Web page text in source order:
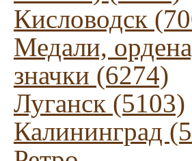
Кисловодск
Медали,
значки (6274)
Луганск (5103)
Калининград